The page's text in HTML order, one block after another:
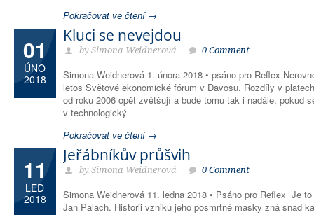
Pokračovat ve čtení →
01
ÚNO
2018
Kluci se nevejdou
by Simona Weidnerová 0 Comment
Simona Weidnerová 1. února 2018 • psáno pro Reflex
letos Světové ekonomické fórum v Davosu. Rozdíly v
od roku 2006 opět zvětšují a bude tomu tak i nadále, pokud
v technologický
Pokračovat ve čtení →
11
LED
2018
Jeřábníkův průšvih
by Simona Weidnerová 0 Comment
Simona Weidnerová 11. ledna 2018 • Psáno pro Reflex Je
Jan Palach. Historii vzniku jeho posmrtné masky zná snad